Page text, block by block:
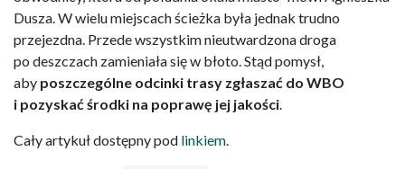
Dusza. W wielu miejscach ścieżka była jednak trudno
przejezdna. Przede wszystkim nieutwardzona droga
po deszczach zamieniała się w błoto. Stąd pomysł,
aby poszczególne odcinki trasy zgłaszać do WBO
i pozyskać środki na poprawę jej jakości.
Cały artykuł dostępny pod linkiem.